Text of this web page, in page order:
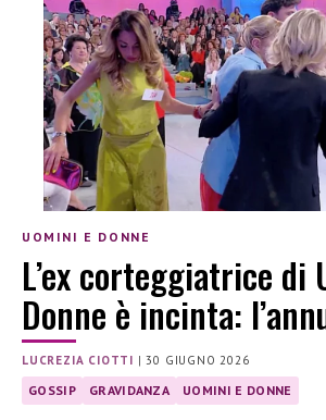
UOMINI E DONNE
L’ex corteggiatrice di
Donne è incinta:
LUCREZIA CIOTTI |30 GIUGNO 2026
GOSSIP GRAVIDANZA UOMINI E DONNE